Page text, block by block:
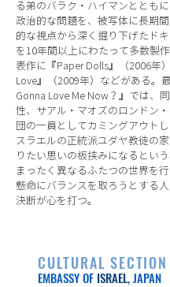
る弟のバラク・ハイマンととも
政治的な問題を、被写体に長期
的な視点から深く掘り下げたド
を10年間以上にわたって多数製
表作に『Paper Dolls』（2006年
Love』（2009年）などがある。
Gonna Love Me Now？』では、
性、サアル・マオズのロンドン
団の一員としてカミングアウト
スラエルの正統派ユダヤ教徒の
りたい思いの板挟みになるという
まったく異なるふたつの世界を
懸命にバランスを取ろうとする
決断が心を打つ。
CULTURAL SECTION
EMBASSY OF ISRAEL, JAPAN